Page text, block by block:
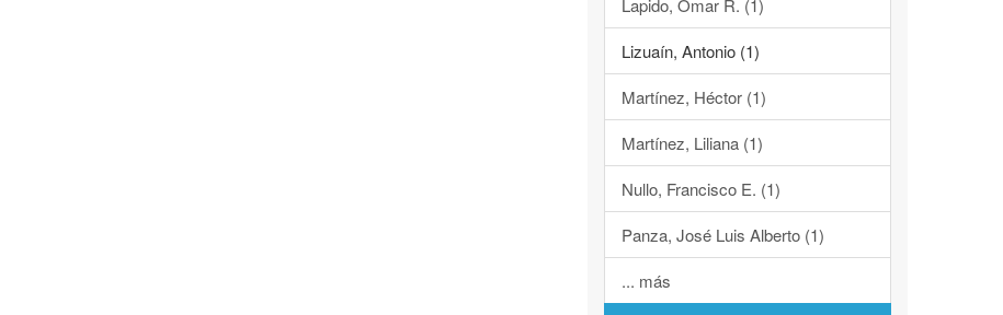
Lapido, Omar R. (1)
Lizuaín, Antonio (1)
Martínez, Héctor (1)
Martínez, Liliana (1)
Nullo, Francisco E. (1)
Panza, José Luis Alberto (1)
... más